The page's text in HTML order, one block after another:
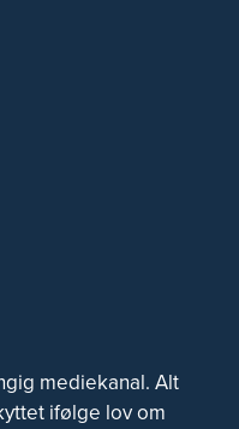
mediekanal. Alt
ifølge lov om